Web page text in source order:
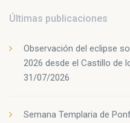
Últimas publicaciones
Observación del eclipse
2026 desde el Castillo de
31/07/2026
Semana Templaria de